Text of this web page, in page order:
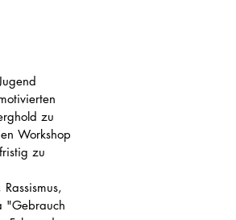
zu
Workshop
zu
"Gebrauch